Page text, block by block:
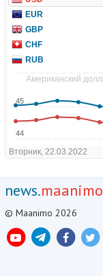
news.maanimo
© Maanimo 2026